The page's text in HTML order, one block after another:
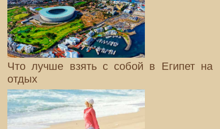
Что лучше взять с собой в Египет на
отдых